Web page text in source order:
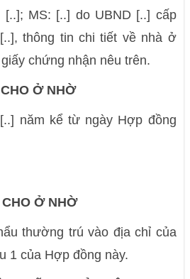
MS: [..] do UBND [..] cấp
thông tin chi tiết về nhà ở
chứng nhận nêu trên.
Ở NHỜ
năm kể từ ngày Hợp đồng
Ở NHỜ
thường trú vào địa chỉ của
1 của Hợp đồng này.